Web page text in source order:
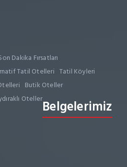
Dakika Fırsatları
Tatil Otelleri Tatil Köyleri
Butik Oteller
OtellerBelgelerimiz